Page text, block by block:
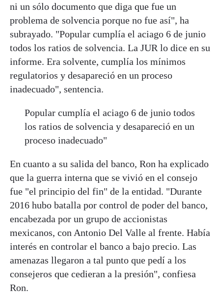
ni un sólo documento que diga que fue un
problema de solvencia porque no fue así", ha
subrayado. "Popular cumplía el aciago 6 de junio
todos los ratios de solvencia. La JUR lo dice en su
informe. Era solvente, cumplía los mínimos
regulatorios y desapareció en un proceso
inadecuado", sentencia.
Popular cumplía el aciago 6 de junio todos
los ratios de solvencia y desapareció en un
proceso inadecuado"
En cuanto a su salida del banco, Ron ha explicado
que la guerra interna que se vivió en el consejo
fue "el principio del fin" de la entidad. "Durante
2016 hubo batalla por control de poder del banco,
encabezada por un grupo de accionistas
mexicanos, con Antonio Del Valle al frente. Había
interés en controlar el banco a bajo precio. Las
amenazas llegaron a tal punto que pedí a los
consejeros que cedieran a la presión", confiesa
Ron.